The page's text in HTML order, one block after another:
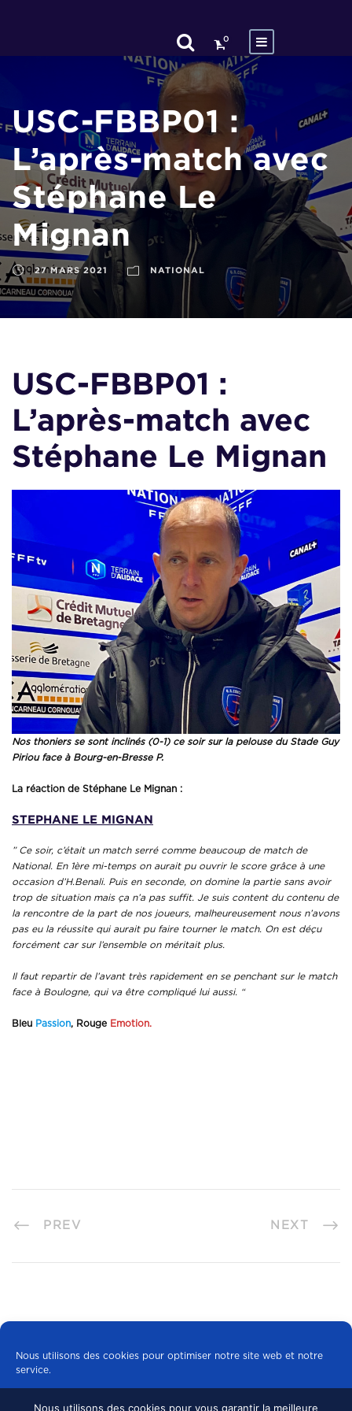
Nous utilisons des cookies pour optimiser notre site web et notre
service.
0
USC-FBBP01 :
L’après-match avec
Stéphane Le
Mignan
27 MARS 2021 NATIONAL
USC-FBBP01 :
L’après-match avec
Stéphane Le Mignan
Nos thoniers se sont inclinés (0-1) ce soir sur la pelouse du Stade Guy
Piriou face à Bourg-en-Bresse P.
La réaction de Stéphane Le Mignan :
STEPHANE LE MIGNAN
” Ce soir, c’était un match serré comme beaucoup de match de
National. En 1ère mi-temps on aurait pu ouvrir le score grâce à une
occasion d’H.Benali. Puis en seconde, on domine la partie sans avoir
trop de situation mais ça n’a pas suffit. Je suis content du contenu de
la rencontre de la part de nos joueurs, malheureusement nous n’avons
pas eu la réussite qui aurait pu faire tourner le match. On est déçu
forcément car sur l’ensemble on méritait plus.
Il faut repartir de l’avant très rapidement en se penchant sur le match
face à Boulogne, qui va être compliqué lui aussi. “
Bleu Passion, Rouge Emotion.
PREV NEXT
Nous utilisons des cookies pour vous garantir la meilleure